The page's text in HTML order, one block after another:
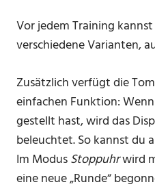
Vor jedem Training
verschiedene Varianten,
Zusätzlich verfügt die
einfachen Funktion:
gestellt hast, wird das
beleuchtet. So kannst du
Im ModusStoppuhrwird
eine neue „Runde“